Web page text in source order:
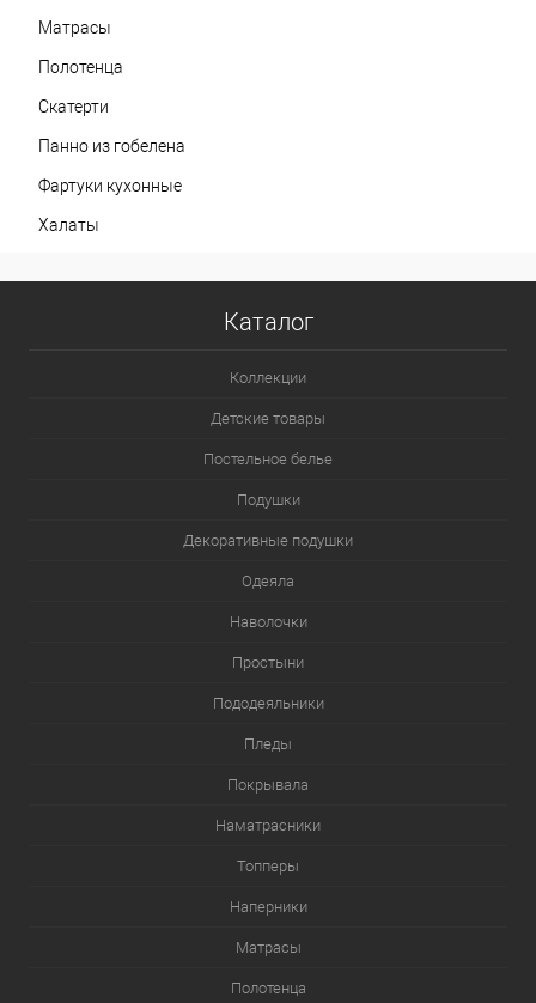
Матрасы
Полотенца
Скатерти
Панно из гобелена
Фартуки кухонные
Халаты
Каталог
Коллекции
Детские товары
Постельное белье
Подушки
Декоративные подушки
Одеяла
Наволочки
Простыни
Пододеяльники
Пледы
Покрывала
Наматрасники
Топперы
Наперники
Матрасы
Полотенца